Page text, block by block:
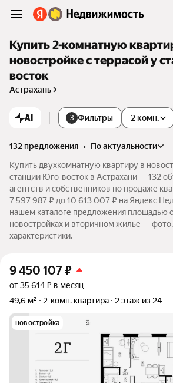
Купить 2-комнатную
новостройке с террасой у
восток
Астрахань
AI 3 Фильтры 2 комн.
132 предложения •
по актуальности
Купить двухкомнатную квартиру в
станции Юго-восток в Астрахани — 132
агентств и собственников по продаже
7 597 987 ₽ до 10 613 007 ₽ на Яндекс
нашем каталоге предложения площадью
новостройках и вторичном жилье —
характеристики.
9 450 107₽
от 35 614 ₽ в месяц
49,6 м²
2-комн. квартира 2 этаж из 24
новостройка